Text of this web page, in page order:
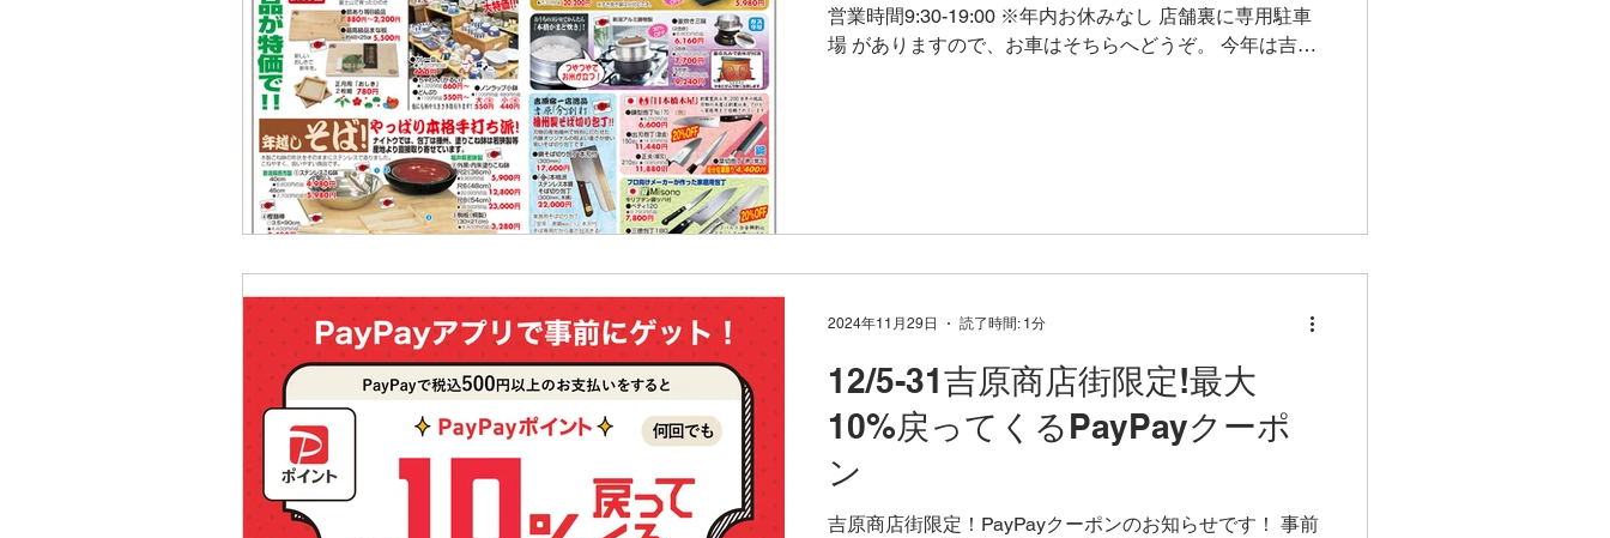
営業時間9:30-19:00 ※年内お休みなし 店舗裏に専用駐車
場 がありますので、お車はそちらへどうぞ。 今年は吉原
12/5-31吉原商店街限定!最大
10%戻ってくるPayPayクーポ
ン
吉原商店街限定！PayPayクーポンのお知らせです！ 事前
2024年11月29日 読了時間: 1分